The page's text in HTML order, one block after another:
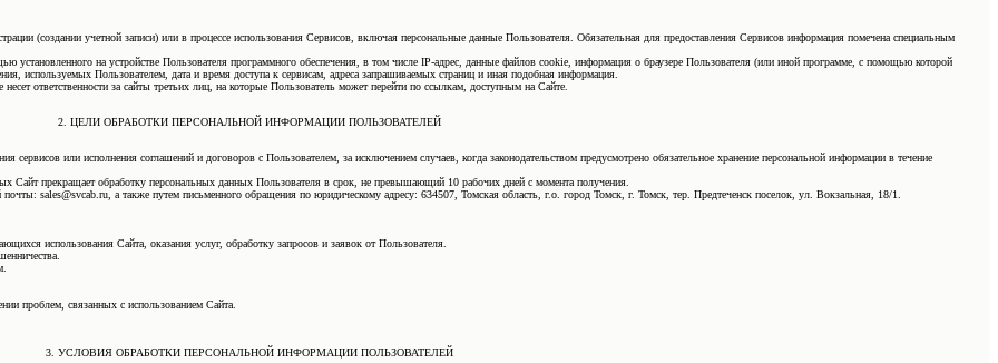
(создании учетной записи) или в процессе использования Сервисов, включая персональные данные Пользователя. Обязательная для предоставления Сервисов информация помечена специальным
установленного на устройстве Пользователя программного обеспечения, в том числе IP-адрес, данные файлов cookie, информация о браузере Пользователя (или иной программе, с помощью которой
используемых Пользователем, дата и время доступа к сервисам, адреса запрашиваемых страниц и иная подобная информация.
ответственности за сайты третьих лиц, на которые Пользователь может перейти по ссылкам, доступным на Сайте.
2. ЦЕЛИ ОБРАБОТКИ ПЕРСОНАЛЬНОЙ ИНФОРМАЦИИ ПОЛЬЗОВАТЕЛЕЙ
или исполнения соглашений и договоров с Пользователем, за исключением случаев, когда законодательством предусмотрено обязательное хранение персональной информации в течение
Сайт прекращает обработку персональных данных Пользователя в срок, не превышающий 10 рабочих дней с момента получения.
sales@svcab.ru, а также путем письменного обращения по юридическому адресу: 634507, Томская область, г.о. город Томск, г. Томск, тер. Предтеченск поселок, ул. Вокзальная, 18/1.
использования Сайта, оказания услуг, обработку запросов и заявок от Пользователя.
проблем, связанных с использованием Сайта.
3. УСЛОВИЯ ОБРАБОТКИ ПЕРСОНАЛЬНОЙ ИНФОРМАЦИИ ПОЛЬЗОВАТЕЛЕЙ